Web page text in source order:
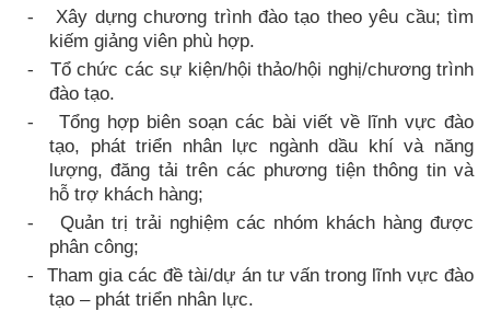
-
Xây dựng chương trình đào tạo theo yêu cầu; tìm
kiếm giảng viên phù hợp.
-
Tổ chức các sự kiện/hội thảo/hội nghị/chương trình
đào tạo.
-
Tổng hợp biên soạn các bài viết về lĩnh vực đào
tạo, phát triển nhân lực ngành dầu khí và năng
lượng, đăng tải trên các phương tiện thông tin và
hỗ trợ khách hàng;
-
Quản trị trải nghiệm các nhóm khách hàng được
phân công;
-
Tham gia các đề tài/dự án tư vấn trong lĩnh vực đào
tạo – phát triển nhân lực.